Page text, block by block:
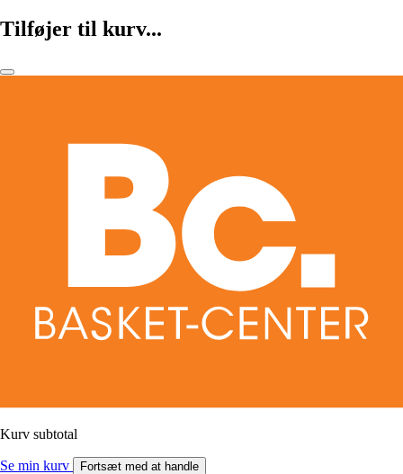
Tilføjer til kurv...
Kurv subtotal
Se min kurv Fortsæt med at handle